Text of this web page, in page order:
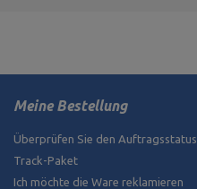
Meine Bestellung
Überprüfen Sie den Auftragsstatus
Track-Paket
Ich möchte die Ware reklamieren